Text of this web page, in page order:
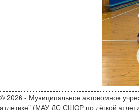
© 2026 - Муниципальное автономное
атлетике" (МАУ ДО СШОР по лёгкой